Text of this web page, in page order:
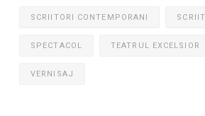
SCRIITORI CONTEMPORANI
SPECTACOL TEATRUL EXCELSIOR
VERNISAJ